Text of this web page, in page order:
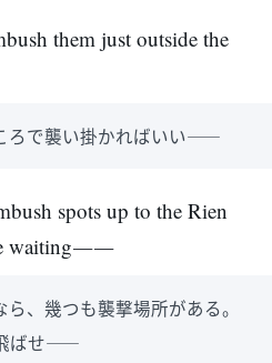
them just outside the
で襲い掛かればいい――
spots up to the Rien
waiting――
、幾つも襲撃場所がある。
ばせ――